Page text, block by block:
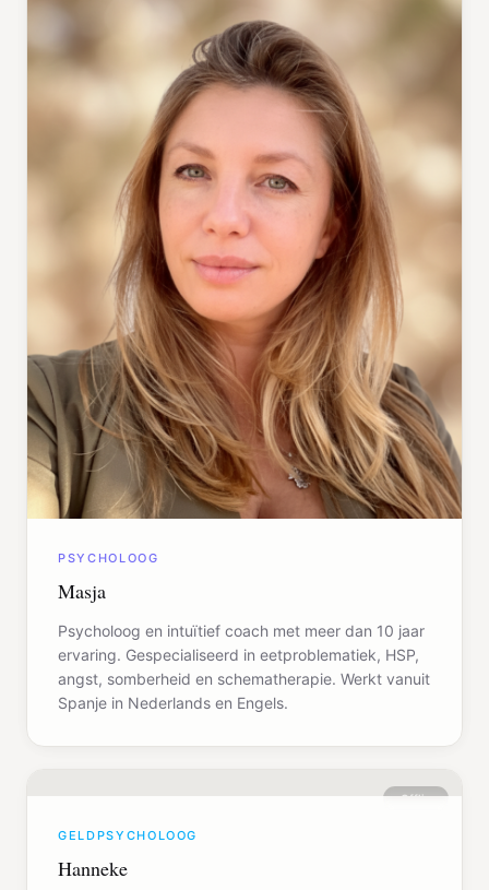
PSYCHOLOOG
Masja
Psycholoog en intuïtief coach met meer dan 10 jaar
ervaring. Gespecialiseerd in eetproblematiek, HSP,
angst, somberheid en schematherapie. Werkt vanuit
Spanje in Nederlands en Engels.
Offline
GELDPSYCHOLOOG
Hanneke